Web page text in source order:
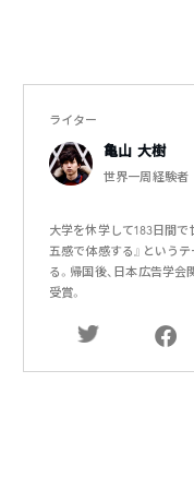
ライター
亀山 大樹
世界一周経験者
大学を休学して183日間で
五感で体感する』という
る。帰国後、日本広告学
受賞。